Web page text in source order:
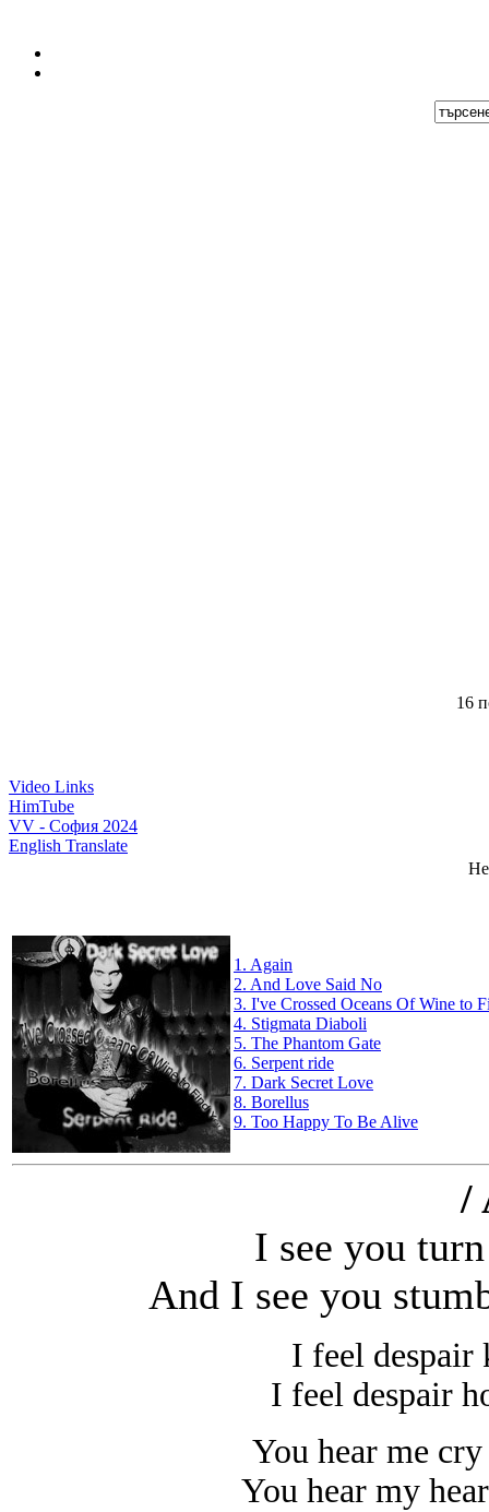
16
Video Links
HimTube
VV - София 2024
English Translate
1. Again
2. And Love Said No
3. I've Crossed Oceans Of Wine to
4. Stigmata Diaboli
5. The Phantom Gate
6. Serpent ride
7. Dark Secret Love
8. Borellus
9. Too Happy To Be Alive
/
I see you
And I see you
I feel despair
I feel despair
You hear me
You hear my